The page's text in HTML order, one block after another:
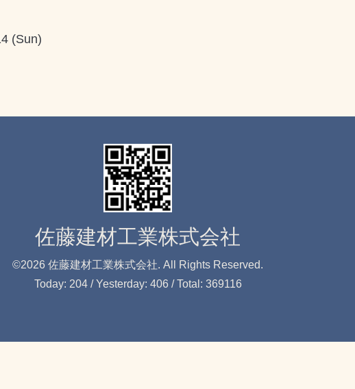
(Sun)
佐藤建材工業株式会社
©2026 佐藤建材工業株式会社. All Rights Reserved.
Today: 204/ Yesterday: 406/ Total: 369116